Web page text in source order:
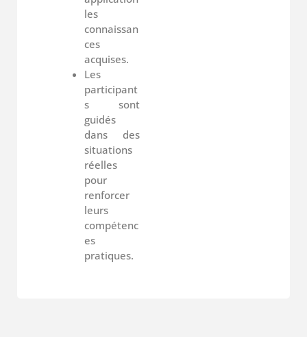
les
connaissan
ces
acquises.
Les
participant
s sont
guidés
dans des
situations
réelles
pour
renforcer
leurs
compétenc
es
pratiques.